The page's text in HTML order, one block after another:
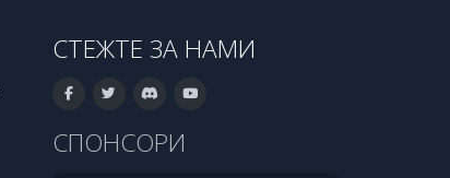
СТЕЖТЕ ЗА НАМИ
СПОНСОРИ